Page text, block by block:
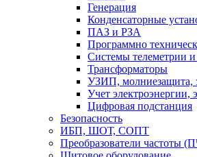
Генерация
Конденсаторные
ПАЗ и РЗА
Программно
Системы телеметрии и
Трансформаторы
УЗИП, молниезащита,
Учет электроэнергии,
Цифровая подстанция
Безопасность
ИБП, ШОТ, СОПТ
Преобразователи частоты